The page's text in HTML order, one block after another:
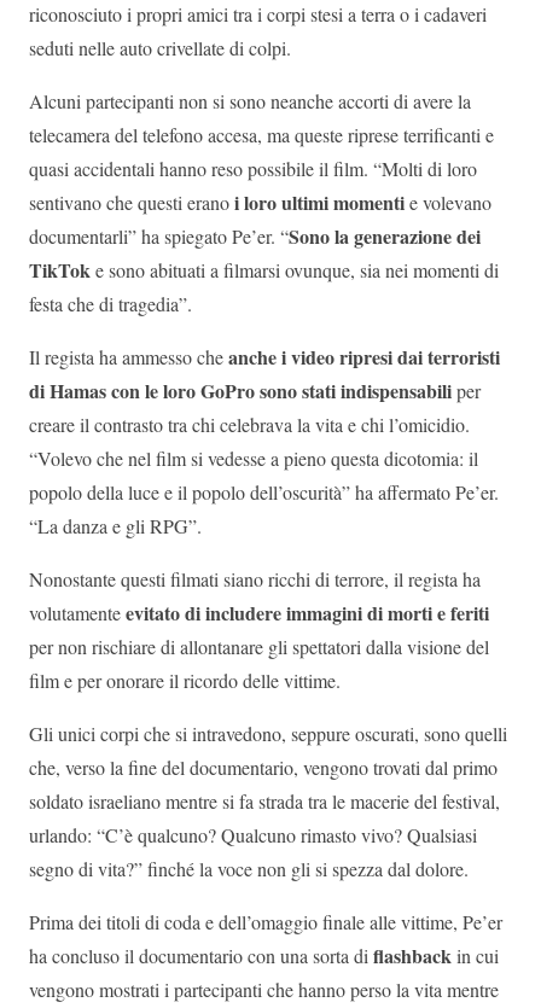
riconosciuto i propri amici tra i corpi stesi a terra o i cadaveri
seduti nelle auto crivellate di colpi.
Alcuni partecipanti non si sono neanche accorti di avere la
telecamera del telefono accesa, ma queste riprese terrificanti e
quasi accidentali hanno reso possibile il film. “Molti di loro
sentivano che questi eranoi loro ultimi momentie volevano
documentarli” ha spiegato Pe’er. “Sono la generazione dei
TikToke sono abituati a filmarsi ovunque, sia nei momenti di
festa che di tragedia”.
Il regista ha ammesso cheanche i video ripresi dai terroristi
di Hamas con le loro GoPro sono stati indispensabiliper
creare il contrasto tra chi celebrava la vita e chi l’omicidio.
“Volevo che nel film si vedesse a pieno questa dicotomia: il
popolo della luce e il popolo dell’oscurità” ha affermato Pe’er.
“La danza e gli RPG”.
Nonostante questi filmati siano ricchi di terrore, il regista ha
volutamenteevitato di includere immagini di morti e feriti
per non rischiare di allontanare gli spettatori dalla visione del
film e per onorare il ricordo delle vittime.
Gli unici corpi che si intravedono, seppure oscurati, sono quelli
che, verso la fine del documentario, vengono trovati dal primo
soldato israeliano mentre si fa strada tra le macerie del festival,
urlando: “C’è qualcuno? Qualcuno rimasto vivo? Qualsiasi
segno di vita?” finché la voce non gli si spezza dal dolore.
Prima dei titoli di coda e dell’omaggio finale alle vittime, Pe’er
ha concluso il documentario con una sorta diflashbackin cui
vengono mostrati i partecipanti che hanno perso la vita mentre